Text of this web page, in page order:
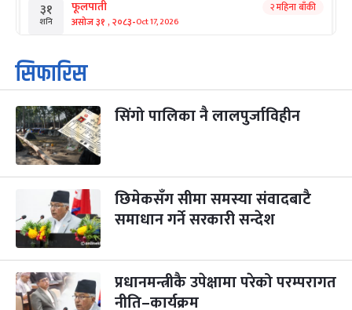
३१
शनि
फूलपाती
असोज ३१ , २०८३-Oct 17, 2026
२ महिना बाँकी
१
आइत
कार्तिक सङ्क्रान्ति
कार्तिक १, २०८३
३
मंगल
महानवमी
कार्तिक ३, २०८३
२ महिना बाँकी
४
कार्तिक ४, २०८३ -Oct 21, 2026
५
बिहि
पापा‌ङ्कुशा एकादशी व्रत
कार्तिक ५, २०८३
२ महिना बाँकी
२२
आइत
कुकुर तिहार
कार्तिक २२, २०८३-Nov 8, 2026
३ महिना बाँकी
सिफारिस
सिंगो पालिका नै लालपुर्जाविहीन
छिमेकसँग सीमा समस्या संवादबाटै
समाधान गर्ने सरकारी सन्देश
प्रधानमन्त्रीकै उपेक्षामा परेको परम्परागत
नीति–कार्यक्रम